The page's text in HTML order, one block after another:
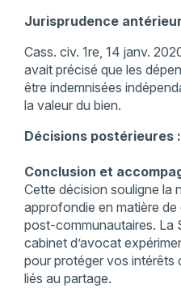
Jurisprudence
Cass. civ. 1re, 14 janv.
avait précisé que les
être indemnisées
la valeur du bien.
Décisions postérieures
Conclusion et
Cette décision souligne la
approfondie en matière
post-communautaires. La
cabinet d’avocat
pour protéger vos intérêts
liés au partage.